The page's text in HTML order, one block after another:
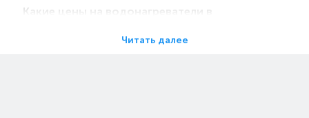
Какие цены на водонагреватели в
Читать далее